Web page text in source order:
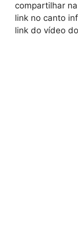
compartilhar
link no canto
link do vídeo